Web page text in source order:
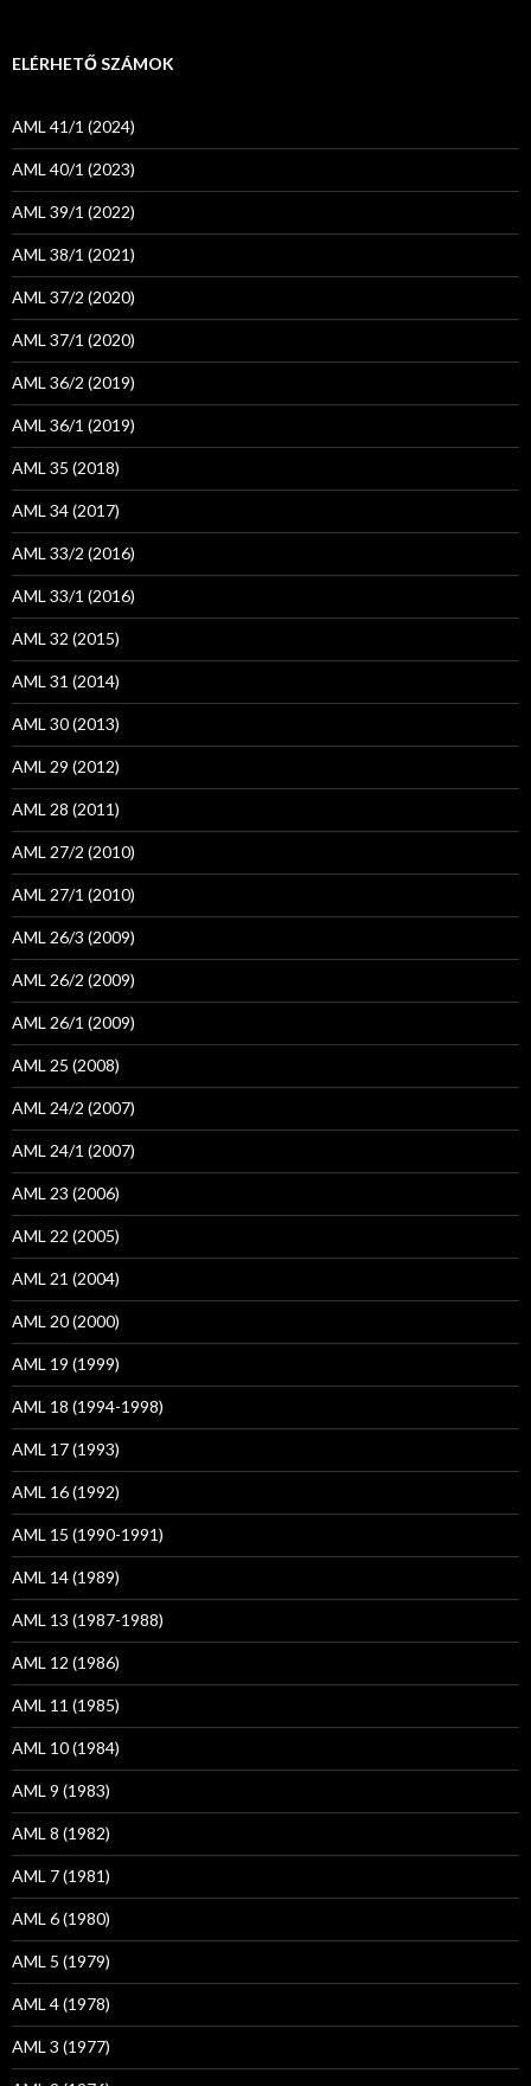
ELÉRHETŐ SZÁMOK
AML 41/1 (2024)
AML 40/1 (2023)
AML 39/1 (2022)
AML 38/1 (2021)
AML 37/2 (2020)
AML 37/1 (2020)
AML 36/2 (2019)
AML 36/1 (2019)
AML 35 (2018)
AML 34 (2017)
AML 33/2 (2016)
AML 33/1 (2016)
AML 32 (2015)
AML 31 (2014)
AML 30 (2013)
AML 29 (2012)
AML 28 (2011)
AML 27/2 (2010)
AML 27/1 (2010)
AML 26/3 (2009)
AML 26/2 (2009)
AML 26/1 (2009)
AML 25 (2008)
AML 24/2 (2007)
AML 24/1 (2007)
AML 23 (2006)
AML 22 (2005)
AML 21 (2004)
AML 20 (2000)
AML 19 (1999)
AML 18 (1994-1998)
AML 17 (1993)
AML 16 (1992)
AML 15 (1990-1991)
AML 14 (1989)
AML 13 (1987-1988)
AML 12 (1986)
AML 11 (1985)
AML 10 (1984)
AML 9 (1983)
AML 8 (1982)
AML 7 (1981)
AML 6 (1980)
AML 5 (1979)
AML 4 (1978)
AML 3 (1977)